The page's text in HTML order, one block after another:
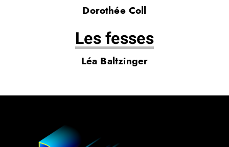
Dorothée Coll
Les fesses
Léa Baltzinger